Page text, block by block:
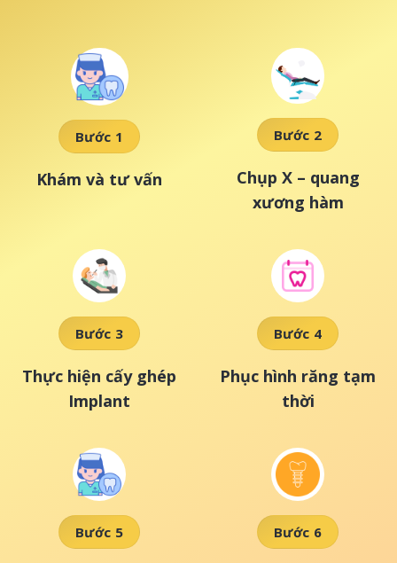
Bước 1
Khám và tư vấn
Bước 2
Chụp X – quang
xương hàm
Bước 3
Thực hiện cấy ghép
Implant
Bước 4
Phục hình răng tạm
thời
Bước 5 Bước 6